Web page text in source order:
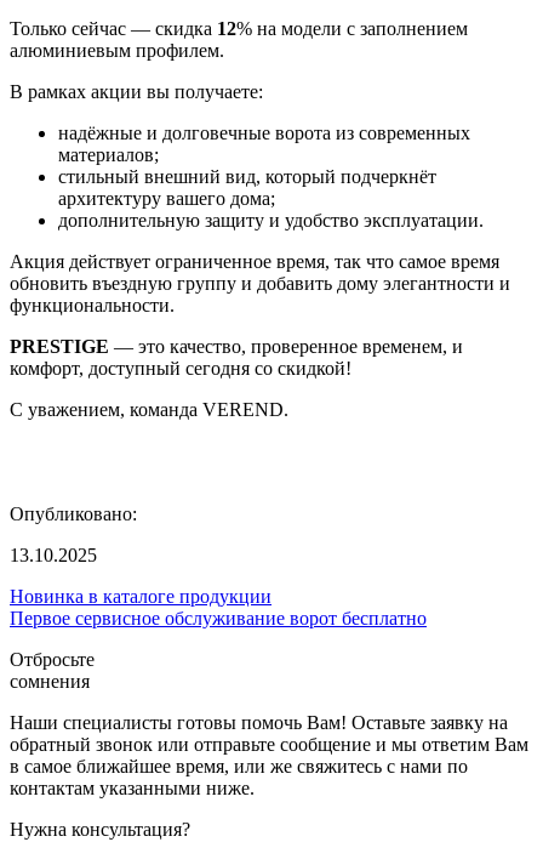
Только сейчас — скидка 12% на модели с заполнением
алюминиевым профилем.
В рамках акции вы получаете:
надёжные и долговечные ворота из современных
материалов;
стильный внешний вид, который подчеркнёт
архитектуру вашего дома;
дополнительную защиту и удобство эксплуатации.
Акция действует ограниченное время, так что самое время
обновить въездную группу и добавить дому элегантности и
функциональности.
PRESTIGE — это качество, проверенное временем, и
комфорт, доступный сегодня со скидкой!
С уважением, команда VEREND.
Опубликовано:
13.10.2025
Новинка в каталоге продукции
Первое сервисное обслуживание ворот бесплатно
Отбросьте
сомнения
Наши специалисты готовы помочь Вам! Оставьте заявку на
обратный звонок или отправьте сообщение и мы ответим Вам
в самое ближайшее время, или же свяжитесь с нами по
контактам указанными ниже.
Нужна консультация?